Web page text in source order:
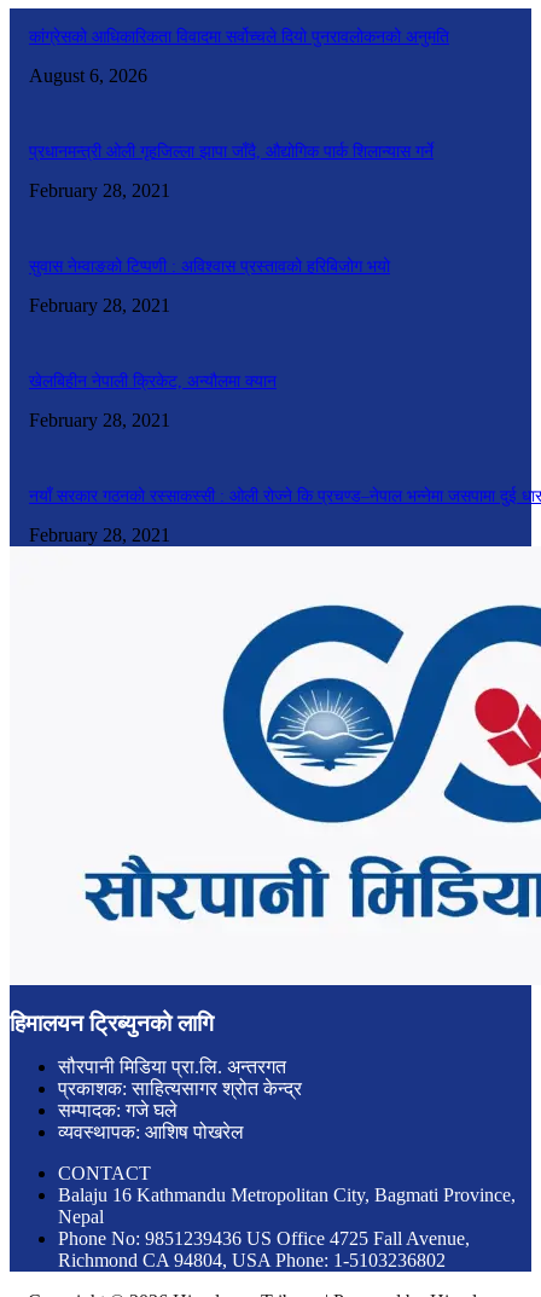
कांग्रेसको आधिकारिकता विवादमा सर्वोच्चले दियो पुनरावलोकनको अनुमति
August 6, 2026
प्रधानमन्त्री ओली गृहजिल्ला झापा जाँदै, औद्योगिक पार्क शिलान्यास गर्ने
February 28, 2021
सुवास नेम्वाङको टिप्पणी : अविश्वास प्रस्तावको हरिबिजोग भयो
February 28, 2021
खेलबिहीन नेपाली क्रिकेट, अन्यौलमा क्यान
February 28, 2021
नयाँ सरकार गठनको रस्साकस्सी : ओली रोज्ने कि प्रचण्ड–नेपाल भन्नेमा जसपामा दुई धार
February 28, 2021
हिमालयन ट्रिब्युनको लागि
सौरपानी मिडिया प्रा.लि. अन्तरगत
प्रकाशक: साहित्यसागर श्रोत केन्द्र
सम्पादक: गजे घले
व्यवस्थापक: आशिष पोखरेल
CONTACT
Balaju 16 Kathmandu Metropolitan City, Bagmati Province,
Nepal
Phone No: 9851239436 US Office 4725 Fall Avenue,
Richmond CA 94804, USA Phone: 1-5103236802